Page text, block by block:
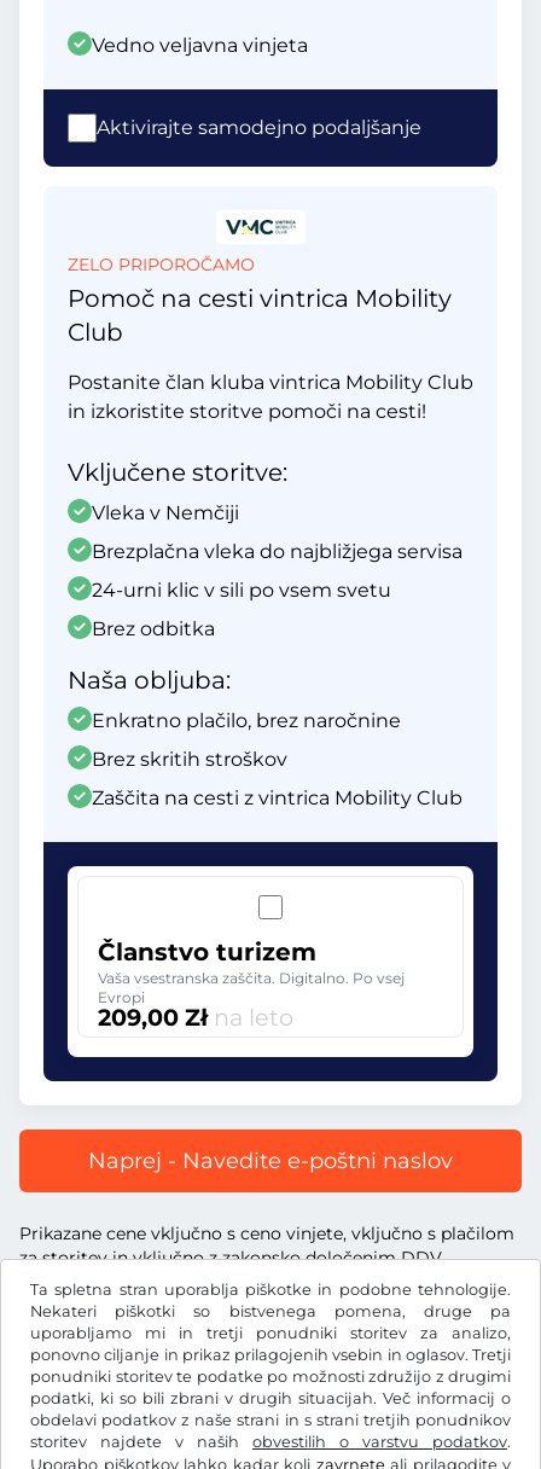
Ta spletna stran uporablja piškotke in podobne tehnologije.
Nekateri piškotki so bistvenega pomena, druge pa
uporabljamo mi in tretji ponudniki storitev za analizo,
ponovno ciljanje in prikaz prilagojenih vsebin in oglasov. Tretji
ponudniki storitev te podatke po možnosti združijo z drugimi
podatki, ki so bili zbrani v drugih situacijah. Več informacij o
obdelavi podatkov z naše strani in s strani tretjih ponudnikov
storitev najdete v naših obvestilih o varstvu podatkov.
Uporabo piškotkov lahko kadar koli zavrneteali prilagodite v
Vedno veljavna vinjeta
Aktivirajte samodejno podaljšanje
ZELO PRIPOROČAMO
Pomoč na cesti vintrica Mobility
Club
Postanite član kluba vintrica Mobility Club
in izkoristite storitve pomoči na cesti!
Vključene storitve:
Vleka v Nemčiji
Brezplačna vleka do najbližjega servisa
24-urni klic v sili po vsem svetu
Brez odbitka
Naša obljuba:
Enkratno plačilo, brez naročnine
Brez skritih stroškov
Zaščita na cesti z vintrica Mobility Club
Članstvo turizem
Vaša vsestranska zaščita. Digitalno. Po vsej
Evropi
209,00 Zł na leto
Naprej - Navedite e-poštni naslov
Prikazane cene vključno s ceno vinjete, vključno s plačilom
za storitev in vključno z zakonsko določenim DDV.
ZłPLN
Facebook Instagram